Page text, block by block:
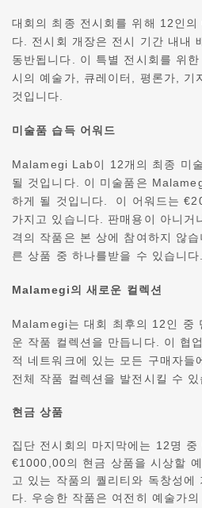
대회의 최종 전시회를 위해 12인의
다. 전시회 개장은 전시 기간 내내
동반됩니다. 이 특별 전시회를 위
시의 예술가, 큐레이터, 평론가, 기
것입니다.
미술품 습득 어워드
Malamegi Lab이 12개의 최종 미
될 것입니다. 이 미술품은
하게 될 것입니다. 이 어워드는
가지고 있습니다. 판매용이 아니거
격의 작품은 본 상에 참여하지 않
른 상품 중 하나를받을 수 있습니다.
Malamegi의 새로운 컬렉션
Malamegi는 대회 최후의 12인 중
운 작품 컬렉션을 만듭니다. 이 협
적 네트워크에 있는 모든 구매자들
전체 작품 컬렉션을 발전시킬 수 있
현금 상품
집단 전시회의 마지막에는 12명 중
€1000,00의 현금 상품을 시상할
고 있는 작품의 퀄리티와 독창성에
다. 우승한 작품은 여전히 예술가